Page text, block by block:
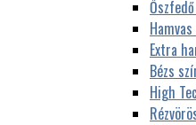
Extra
Bézs
High